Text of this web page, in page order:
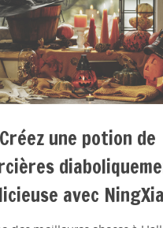
une potion de
avec